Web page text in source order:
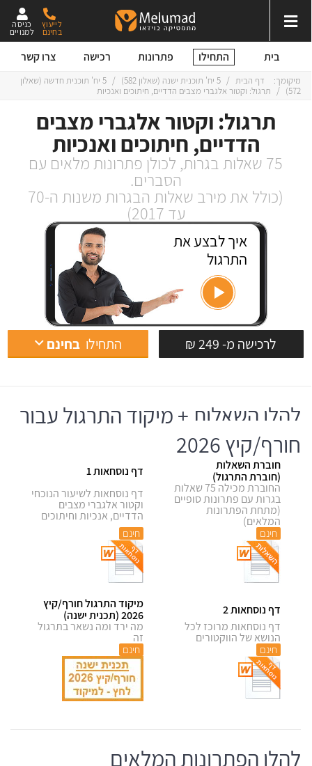
כניסה
למנויים
לייעוץ
בחינם
בית התחילו פתרונות רכישה צרו קשר
תרגול: וקטור אלגברי מצבים
הדדיים, חיתוכים ואנכיות
75 שאלות בגרות, לכולן פתרונות מלאים עם
הסברים.
(כולל את מירב שאלות הבגרות משנות ה-70
עד 2017)
לרכישה מ- 249 ₪ התחילובחינם
איך לבצע את
התרגול
מיקומך: דף הבית / 5 יח' תוכנית ישנה (שאלון 582 )
/ 5 יח' תוכנית חדשה (שאלון
572
)
/ תרגול: וקטור אלגברי מצבים הדדיים, חיתוכים ואנכיות
להלן השאלות + מיקוד התרגול עבור
חורף/קיץ 2026
חוברת השאלות
(חוברת התרגול)
החוברת מכילה 75 שאלות
בגרות עם פתרונות סופיים
(מתחת הפתרונות
המלאים)
חינם
דף נוסחאות 1
דף נוסחאות לשיעור הנוכחי
וקטור אלגברי מצבים
הדדיים, אנכיות וחיתוכים
חינם
דף נוסחאות 2
דף נוסחאות מרוכז לכל
הנושא של הווקטורים
חינם
מיקוד התרגול חורף/קיץ
2026 (תכנית ישנה)
מה ירד ומה נשאר בתרגול
זה
חינם
להלן הפתרונות המלאים